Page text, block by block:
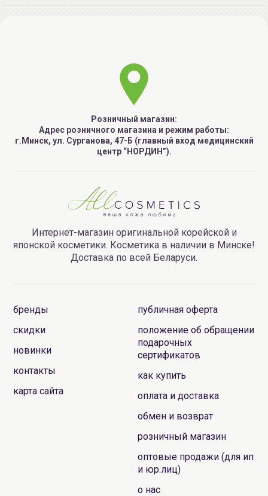
Розничный магазин:
Адрес розничного магазина и режим работы:
г.Минск, ул. Сурганова, 47-Б (главный вход медицинский
центр “НОРДИН”).
Интернет-магазин оригинальной корейской и
японской косметики. Косметика в наличии в Минске!
Доставка по всей Беларуси.
бренды
скидки
новинки
контакты
карта сайта
публичная оферта
положение об обращении
подарочных
сертификатов
как купить
оплата и доставка
обмен и возврат
розничный магазин
оптовые продажи (для ип
и юр.лиц)
о нас